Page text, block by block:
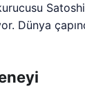
Dünya